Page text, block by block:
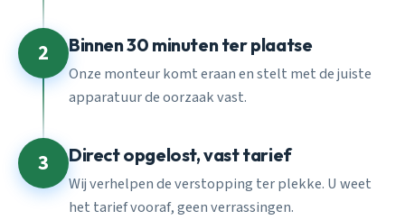
2 Binnen 30 minuten ter plaatse
Onze monteur komt eraan en stelt met de juiste
apparatuur de oorzaak vast.
3 Direct opgelost, vast tarief
Wij verhelpen de verstopping ter plekke. U weet
het tarief vooraf, geen verrassingen.